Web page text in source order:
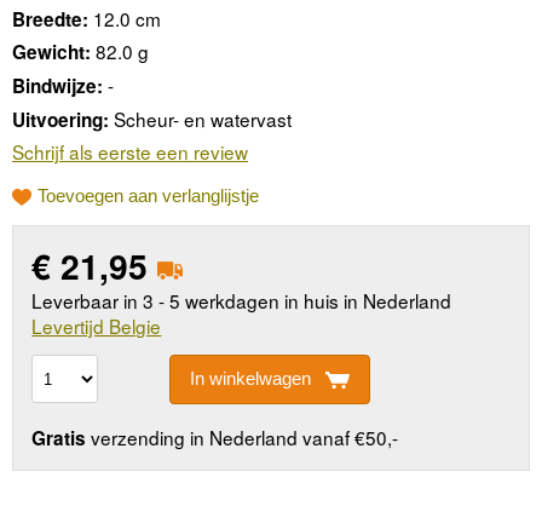
Breedte: 12.0 cm
Gewicht: 82.0 g
Bindwijze: -
Uitvoering: Scheur- en watervast
Schrijf als eerste een review
Toevoegen aan verlanglijstje
€ 21,95
Leverbaar in 3 - 5 werkdagen in huis in Nederland
Levertijd Belgie
In winkelwagen
Gratis verzending in Nederland vanaf €50,-